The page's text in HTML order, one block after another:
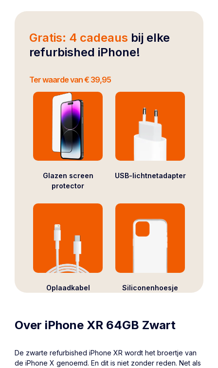
Gratis: 4 cadeaus bij elke
refurbished iPhone!
Ter waarde van € 39,95
Glazen screen
protector
USB-lichtnetadapter
Oplaadkabel Siliconenhoesje
Over iPhone XR 64GB Zwart
De zwarte refurbished iPhone XR wordt het broertje van
de iPhone X genoemd. En dit is niet zonder reden. Net als